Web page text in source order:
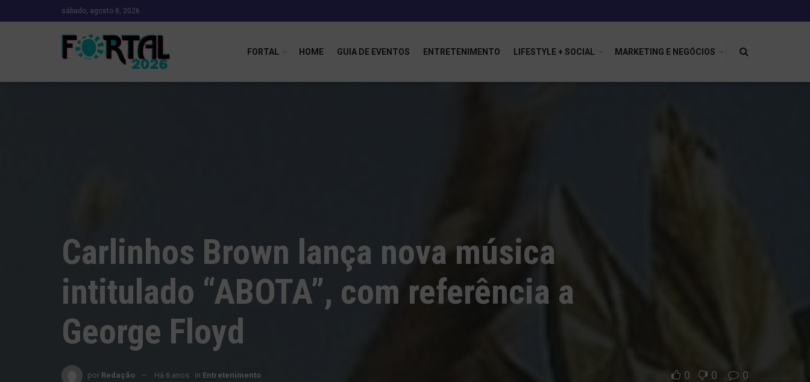
sábado, agosto 8, 2026
FORTAL HOME GUIA DE EVENTOS ENTRETENIMENTO LIFESTYLE + SOCIAL MARKETING E NEGÓCIOS
Carlinhos Brown lança nova música
intitulado “ABOTA”, com referência a
George Floyd
por Redação Há 6 anos in Entretenimento 0 0 0